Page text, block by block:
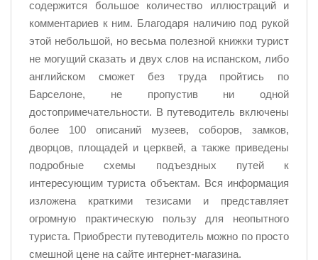
содержится большое количество иллюстраций и
комментариев к ним. Благодаря наличию под рукой
этой небольшой, но весьма полезной книжки турист
не могущий сказать и двух слов на испанском, либо
английском сможет без труда пройтись по
Барселоне, не пропустив ни одной
достопримечательности. В путеводитель включены
более 100 описаний музеев, соборов, замков,
дворцов, площадей и церквей, а также приведены
подробные схемы подъездных путей к
интересующим туриста объектам. Вся информация
изложена краткими тезисами и представляет
огромную практическую пользу для неопытного
туриста. Приобрести путеводитель можно по просто
смешной цене на сайте интернет-магазина.